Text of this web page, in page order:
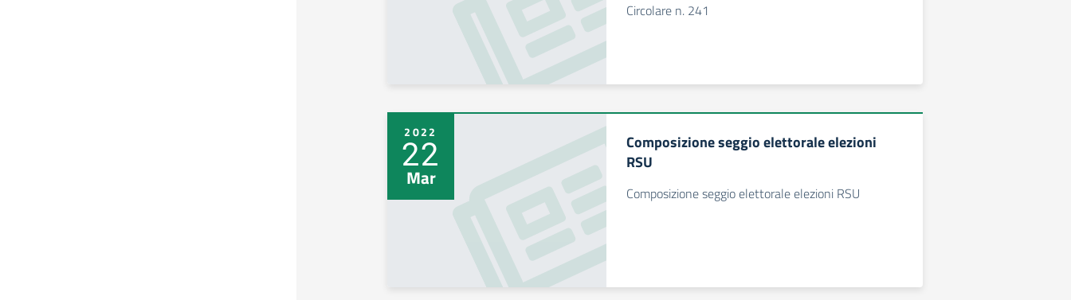
Circolare n. 241
2022
22
Mar
Composizione seggio elettorale elezioni
RSU
Composizione seggio elettorale elezioni RSU